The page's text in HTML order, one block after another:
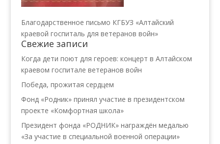
Благодарственное письмо КГБУЗ «Алтайский
краевой госпиталь для ветеранов войн»
Свежие записи
Когда дети поют для героев: концерт в Алтайском
краевом госпитале ветеранов войн
Победа, прожитая сердцем
Фонд «Родник» принял участие в президентском
проекте «Комфортная школа»
Президент фонда «РОДНИК» награждён медалью
«За участие в специальной военной операции»